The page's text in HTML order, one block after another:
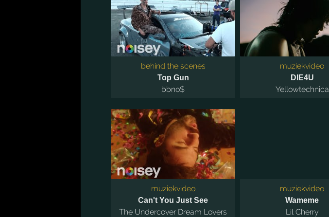
behind the scenes
Top Gun
bbno$
muziekvideo
DIE4U
Yellowtechnica
muziekvideo
Can't You Just See
The Undercover Dream Lovers
muziekvideo
Wameme
Lil Cherry